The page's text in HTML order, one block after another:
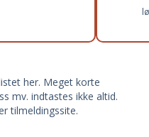
her. Meget korte
mv. indtastes ikke altid.
tilmeldingssite.